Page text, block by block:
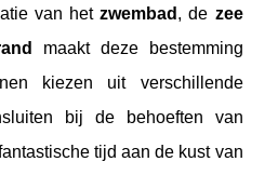
van hetzwembad , de zee
maakt deze bestemming
kiezen uit verschillende
bij de behoeften van
tijd aan de kust van